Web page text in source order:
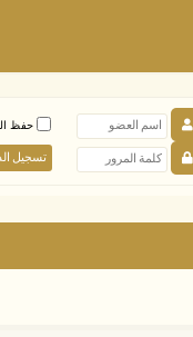
حفظ